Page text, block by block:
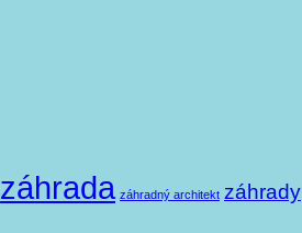
záhrada záhradný architekt záhrady